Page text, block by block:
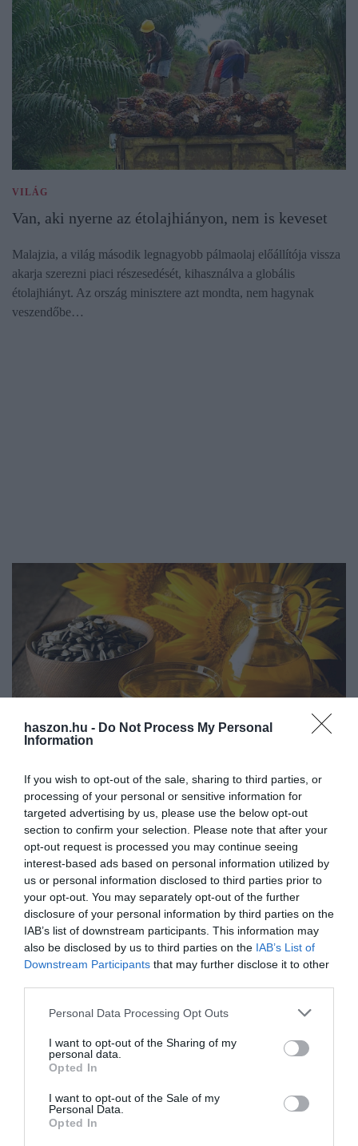
haszon.hu - Do Not Process My Personal
Information
If you wish to opt-out of the sale, sharing to third parties, or
processing of your personal or sensitive information for
targeted advertising by us, please use the below opt-out
section to confirm your selection. Please note that after your
opt-out request is processed you may continue seeing
interest-based ads based on personal information utilized by
us or personal information disclosed to third parties prior to
your opt-out. You may separately opt-out of the further
disclosure of your personal information by third parties on the
IAB’s list of downstream participants. This information may
also be disclosed by us to third parties on the IAB’s List of
Downstream Participants that may further disclose it to other
Please note that this website/app uses one or more Google
not limited to your visit or usage behaviour. You may click to
grant or deny consent to Google and its third-party tags to
use your data for below specified purposes in below Google
consent section.
Personal Data Processing Opt Outs
I want to opt-out of the Sharing of my
personal data.
Opted In
I want to opt-out of the Sale of my
Personal Data.
Opted In
VILÁG
Van, aki nyerne az étolajhiányon, nem is keveset
Malajzia, a világ második legnagyobb pálmaolaj előállítója vissza
akarja szerezni piaci részesedését, kihasználva a globális
étolajhiányt. Az ország minisztere azt mondta, nem hagynak
veszendőbe…
NÖVÉNYTERMESZTÉS
Háború a konyhában, ezer forint is lehet egy liter
étolaj
Ukrajna a világ legnagyobb napraforgóolaj-termelője, a termék
egyik legnagyobb felvásárlója pedig az Európai Unió. Raskó
György szerint amint lejár a kormányzati árstop, a magyar
kisboltokba is…